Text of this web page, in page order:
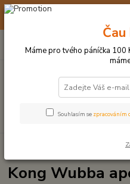
☀️ 10. - 14. SRPNA 2026
po–pá: 9–17 hod.
PLYŠOVÉ A TEXTILNÍ
Kong Wubba
Máme pro tvého páníčka 100
Souhlasím se zpracováním